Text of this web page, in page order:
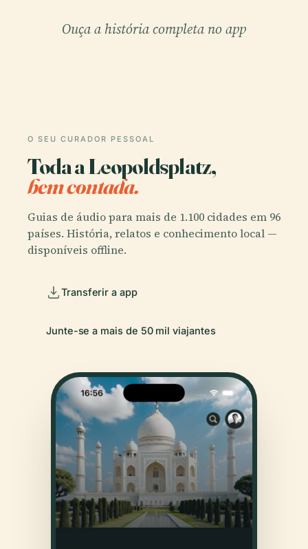
Ouça a história completa no app
O SEU CURADOR PESSOAL
Toda a Leopoldsplatz,
bem contada.
Guias de áudio para mais de 1.100 cidades em 96
países. História, relatos e conhecimento local —
disponíveis offline.
Transferir a app
Junte-se a mais de 50 mil viajantes